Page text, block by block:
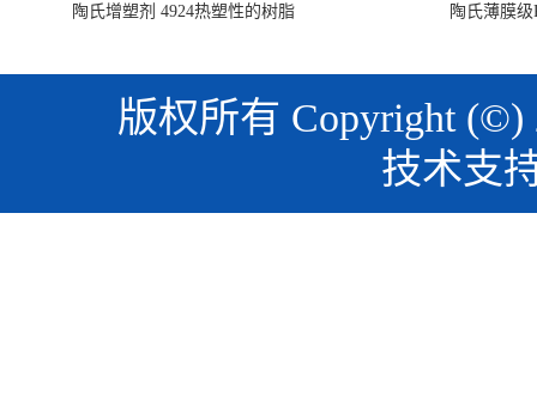
陶氏增塑剂 4924热塑性的树脂 陶氏薄膜级
版权所有 Copyright
技术支